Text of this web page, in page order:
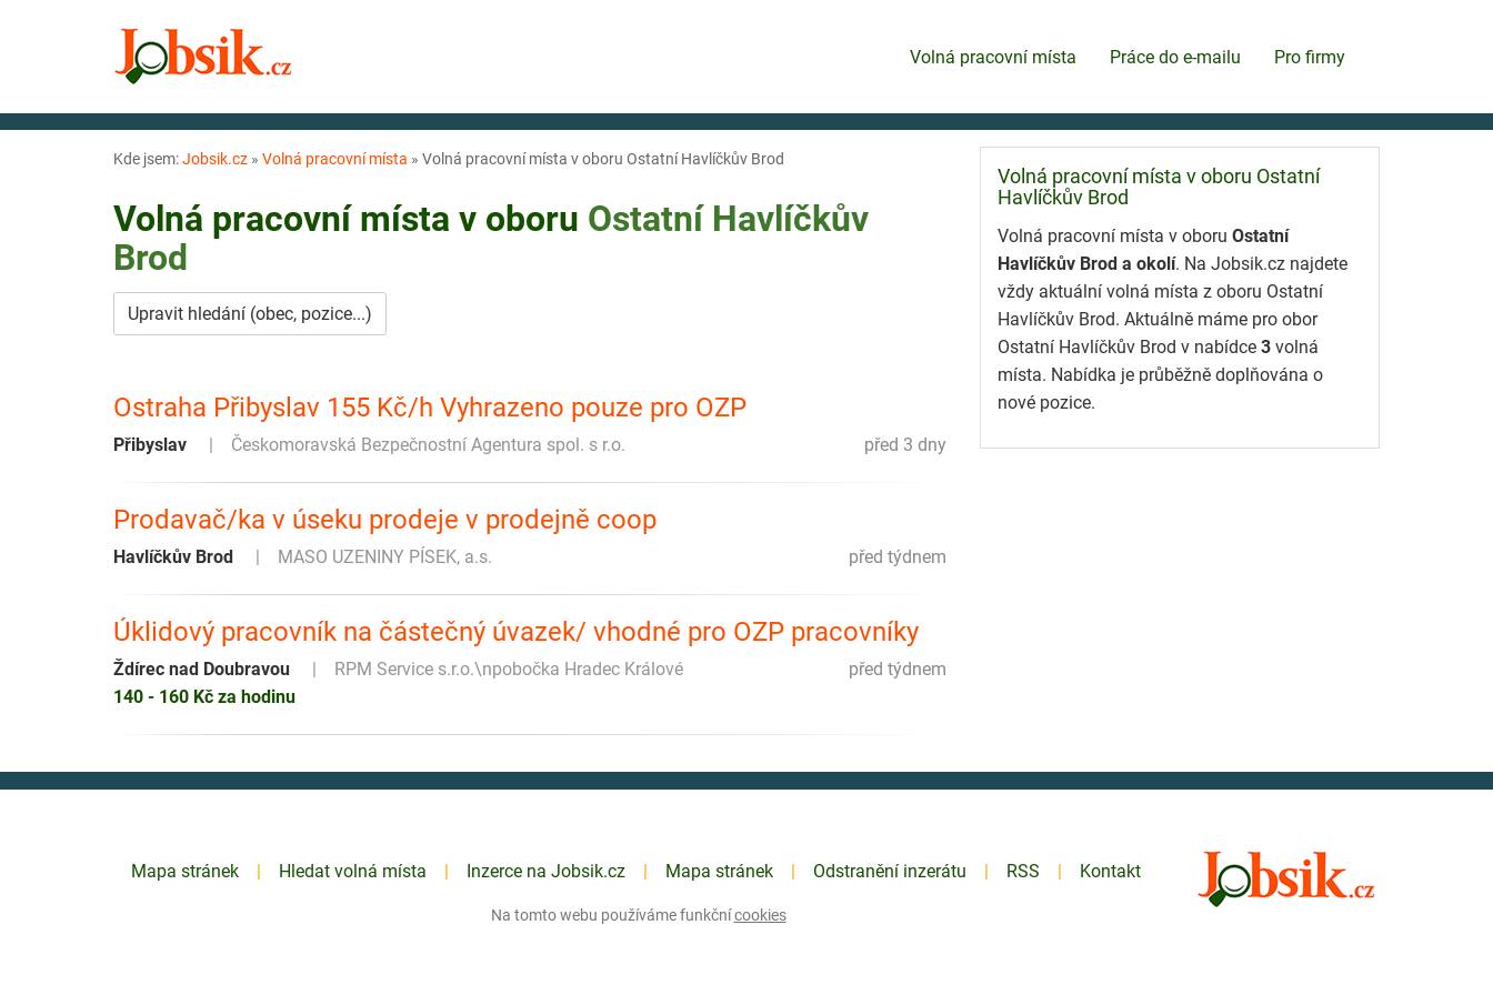
Volná pracovní místa Práce do e-mailu Pro firmy
Kde jsem:Jobsik.cz » Volná pracovní místa » Volná pracovní místa v oboru Ostatní Havlíčkův Brod
Volná pracovní místa v oboru Ostatní Havlíčkův
Brod
Upravit hledání (obec, pozice...)
Ostraha Přibyslav 155 Kč/h Vyhrazeno pouze pro OZP
před 3 dny
Přibyslav Českomoravská Bezpečnostní Agentura spol. s r.o.
Prodavač/ka v úseku prodeje v prodejně coop
před týdnem
Havlíčkův Brod MASO UZENINY PÍSEK, a.s.
Úklidový pracovník na částečný úvazek/ vhodné pro OZP pracovníky
před týdnem
Ždírec nad Doubravou
RPM Service s.r.o.\npobočka Hradec Králové
140 - 160 Kč za hodinu
Volná pracovní místa v oboru Ostatní
Havlíčkův Brod
Volná pracovní místa v oboru Ostatní
Havlíčkův Brod a okolí. Na Jobsik.cz najdete
vždy aktuální volná místa z oboru Ostatní
Havlíčkův Brod. Aktuálně máme pro obor
Ostatní Havlíčkův Brod v nabídce 3 volná
místa. Nabídka je průběžně doplňována o
nové pozice.
Mapa stránek Hledat volná místa Inzerce na Jobsik.cz Mapa stránek Odstranění inzerátu RSS Kontakt
Na tomto webu používáme funkčnícookies